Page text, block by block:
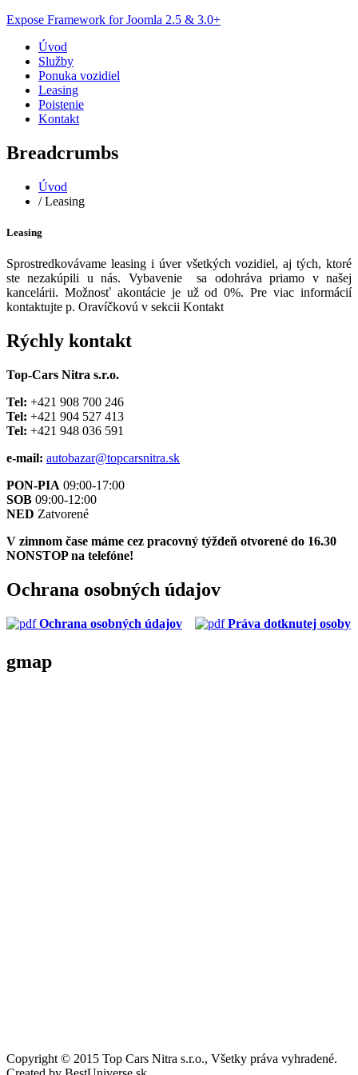
Expose Framework for Joomla 2.5 & 3.0+
Úvod
Služby
Ponuka vozidiel
Leasing
Poistenie
Kontakt
Breadcrumbs
Úvod
/ Leasing
Leasing
Sprostredkovávame leasing i úver všetkých vozidiel, aj tých, ktoré
ste nezakúpili u nás. Vybavenie sa odohráva priamo v našej
kancelárii. Možnosť akontácie je už od 0%. Pre viac informácií
kontaktujte p. Oravíčkovú v sekcii Kontakt
Rýchly kontakt
Top-Cars Nitra s.r.o.
Tel: +421 908 700 246
Tel: +421 904 527 413
Tel: +421 948 036 591
e-mail: autobazar@topcarsnitra.sk
PON-PIA 09:00-17:00
SOB 09:00-12:00
NED Zatvorené
V zimnom čase máme cez pracovný týždeň otvorené do 16.30
NONSTOP na telefóne!
Ochrana osobných údajov
Ochrana osobných údajov Práva dotknutej osoby
gmap
Copyright © 2015 Top Cars Nitra s.r.o., Všetky práva vyhradené.